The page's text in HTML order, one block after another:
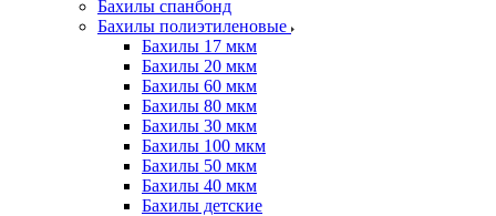
Бахилы спанбонд
Бахилы полиэтиленовые
Бахилы 17 мкм
Бахилы 20 мкм
Бахилы 60 мкм
Бахилы 80 мкм
Бахилы 30 мкм
Бахилы 100 мкм
Бахилы 50 мкм
Бахилы 40 мкм
Бахилы детские